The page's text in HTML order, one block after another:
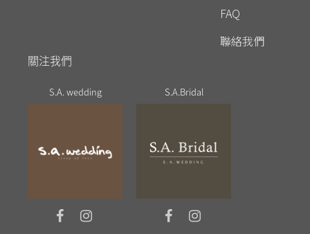
FAQ
聯絡我們
關注我們
S.A. wedding S.A.Bridal